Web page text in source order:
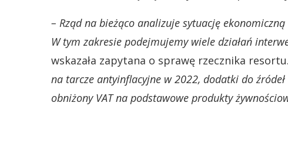
– Rząd na bieżąco analizuje sytuację
W tym zakresie podejmujemy wiele działań
wskazała zapytana o sprawę rzecznika resortu.
na tarcze antyinflacyjne w 2022, dodatki do
obniżony VAT na podstawowe produkty